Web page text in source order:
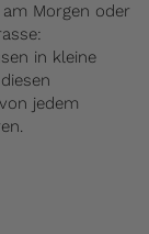
Morgen oder
in kleine
jedem